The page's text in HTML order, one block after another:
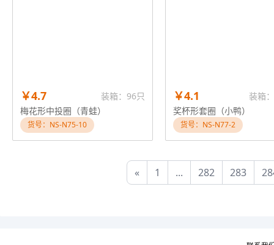
￥4.7
装箱：96只
梅花形中投圈（青蛙）
货号：NS-N75-10
￥4.1
装箱
奖杯形套圈（小鸭）
货号：NS-N77-2
« 1 ... 282 283